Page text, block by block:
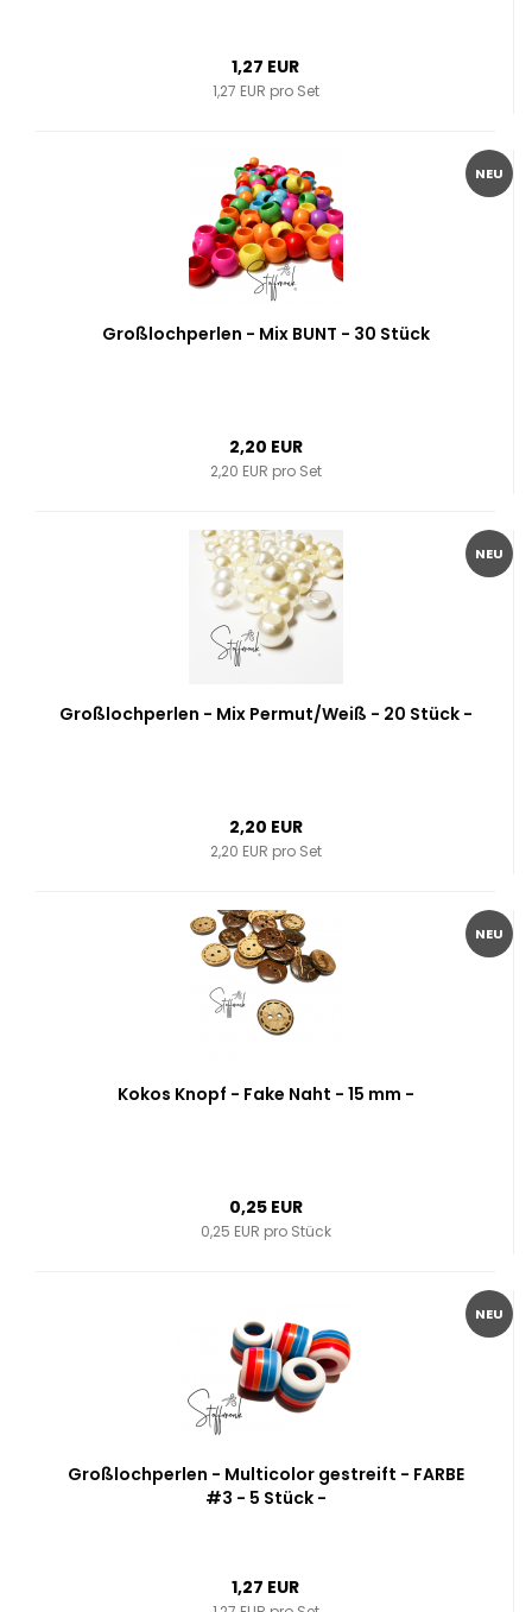
1,27 EUR
1,27 EUR pro Set
NEU
Großlochperlen - Mix BUNT - 30 Stück
2,20 EUR
2,20 EUR pro Set
NEU
Großlochperlen - Mix Permut/Weiß - 20 Stück -
2,20 EUR
2,20 EUR pro Set
NEU
Kokos Knopf - Fake Naht - 15 mm -
0,25 EUR
0,25 EUR pro Stück
NEU
Großlochperlen - Multicolor gestreift - FARBE
#3 - 5 Stück -
1,27 EUR